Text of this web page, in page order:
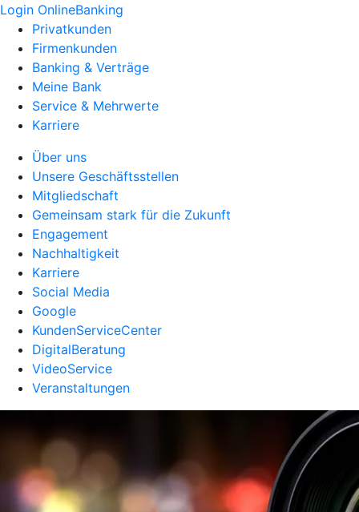
Login OnlineBanking
Privatkunden
Firmenkunden
Banking & Verträge
Meine Bank
Service & Mehrwerte
Karriere
Über uns
Unsere Geschäftsstellen
Mitgliedschaft
Gemeinsam stark für die Zukunft
Engagement
Nachhaltigkeit
Karriere
Social Media
Google
KundenServiceCenter
DigitalBeratung
VideoService
Veranstaltungen